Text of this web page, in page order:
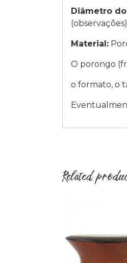
Diâmetro
Material:
O porongo
o formato, o
Related